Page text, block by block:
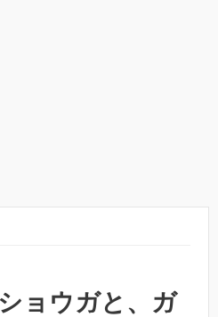
ョウガと、ガ